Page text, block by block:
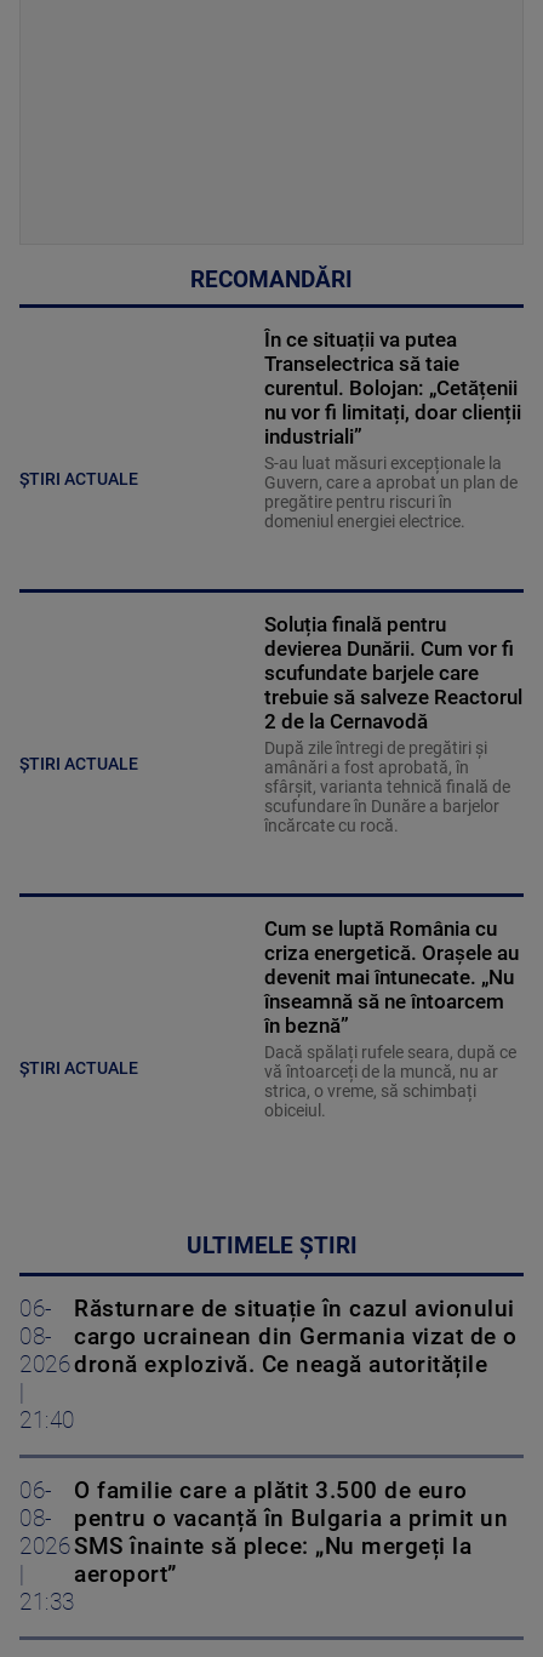
RECOMANDĂRI
ȘTIRI ACTUALE
În ce situații va putea
Transelectrica să taie
curentul. Bolojan: „Cetățenii
nu vor fi limitați, doar clienții
industriali”
S-au luat măsuri excepționale la
Guvern, care a aprobat un plan de
pregătire pentru riscuri în
domeniul energiei electrice.
ȘTIRI ACTUALE
Soluția finală pentru
devierea Dunării. Cum vor fi
scufundate barjele care
trebuie să salveze Reactorul
2 de la Cernavodă
După zile întregi de pregătiri și
amânări a fost aprobată, în
sfârșit, varianta tehnică finală de
scufundare în Dunăre a barjelor
încărcate cu rocă.
ȘTIRI ACTUALE
Cum se luptă România cu
criza energetică. Orașele au
devenit mai întunecate. „Nu
înseamnă să ne întoarcem
în beznă”
Dacă spălați rufele seara, după ce
vă întoarceți de la muncă, nu ar
strica, o vreme, să schimbați
obiceiul.
ULTIMELE ȘTIRI
06-
08-
2026
|
21:40
Răsturnare de situație în cazul avionului
cargo ucrainean din Germania vizat de o
dronă explozivă. Ce neagă autoritățile
06-
08-
2026
|
21:33
O familie care a plătit 3.500 de euro
pentru o vacanță în Bulgaria a primit un
SMS înainte să plece: „Nu mergeți la
aeroport”